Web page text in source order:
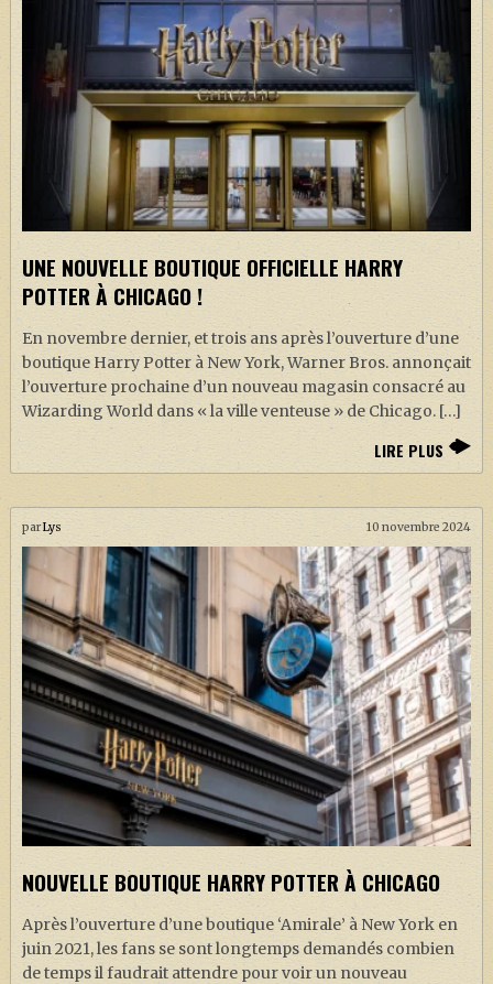
UNE NOUVELLE BOUTIQUE OFFICIELLE HARRY
POTTER À CHICAGO !
En novembre dernier, et trois ans après l’ouverture d’une
boutique Harry Potter à New York, Warner Bros. annonçait
l’ouverture prochaine d’un nouveau magasin consacré au
Wizarding World dans « la ville venteuse » de Chicago. […]
LIRE PLUS
parLys 10 novembre 2024
NOUVELLE BOUTIQUE HARRY POTTER À CHICAGO
Après l’ouverture d’une boutique ‘Amirale’ à New York en
juin 2021, les fans se sont longtemps demandés combien
de temps il faudrait attendre pour voir un nouveau